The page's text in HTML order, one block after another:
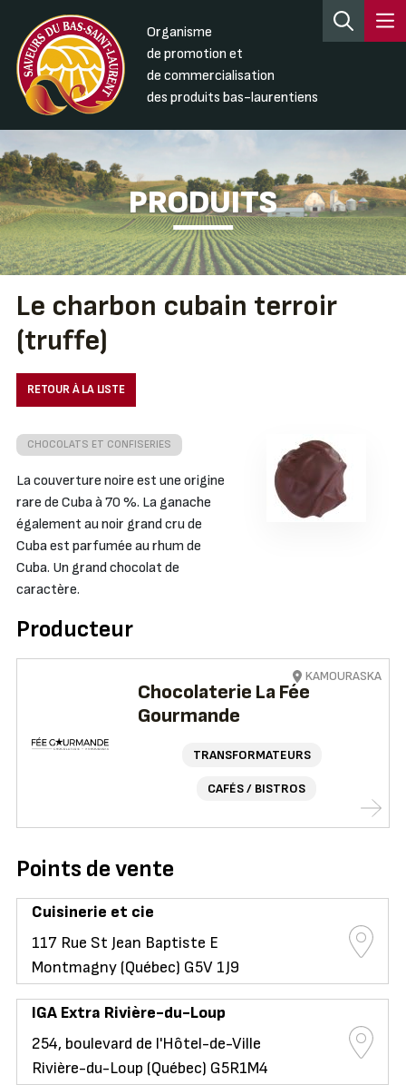
Organisme
de promotion et
de commercialisation
des produits bas-laurentiens
PRODUITS
Le charbon cubain terroir
(truffe)
RETOUR À LA LISTE
CHOCOLATS ET CONFISERIES
La couverture noire est une origine
rare de Cuba à 70 %. La ganache
également au noir grand cru de
Cuba est parfumée au rhum de
Cuba. Un grand chocolat de
caractère.
Producteur
Chocolaterie La Fée
Gourmande
TRANSFORMATEURS
CAFÉS / BISTROS
KAMOURASKA
Points de vente
Cuisinerie et cie
117 Rue St Jean Baptiste E
Montmagny (Québec) G5V 1J9
IGA Extra Rivière-du-Loup
254, boulevard de l'Hôtel-de-Ville
Rivière-du-Loup (Québec) G5R1M4